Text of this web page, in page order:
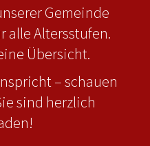
Gemeinde
alle Altersstufen.
Übersicht.
– schauen
sind herzlich